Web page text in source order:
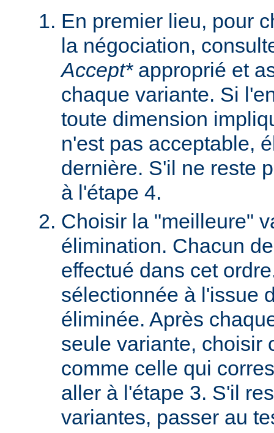
En premier lieu, pour
la négociation,
Accept*approprié et
chaque variante. Si
toute dimension
n'est pas acceptable,
dernière. S'il ne reste
à l'étape 4.
Choisir la "meilleure"
élimination. Chacun
effectué dans cet
sélectionnée à l'issue
éliminée. Après
seule variante, choisir
comme celle qui
aller à l'étape 3. S'il
variantes, passer au